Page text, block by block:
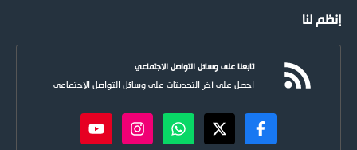
إنظم لنا
تابعنا على وسائل التواصل الاجتماعي
احصل على آخر التحديثات على وسائل التواصل الاجتماعي